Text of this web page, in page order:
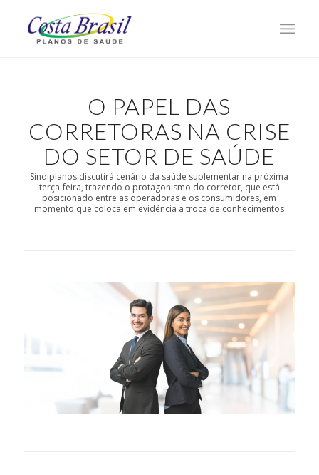
O PAPEL DAS
CORRETORAS NA CRISE
DO SETOR DE SAÚDE
Sindiplanos discutirá cenário da saúde suplementar na próxima
terça-feira, trazendo o protagonismo do corretor, que está
posicionado entre as operadoras e os consumidores, em
momento que coloca em evidência a troca de conhecimentos